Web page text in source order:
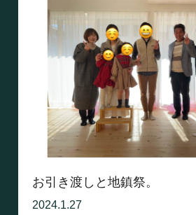
お引き渡しと地鎮祭。
2024.1.27